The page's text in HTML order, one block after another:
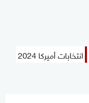
انتخابات أميركا 2024